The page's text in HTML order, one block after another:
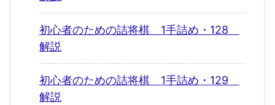
初心者のための詰将棋 1手詰め・128
解説
初心者のための詰将棋 1手詰め・129
解説